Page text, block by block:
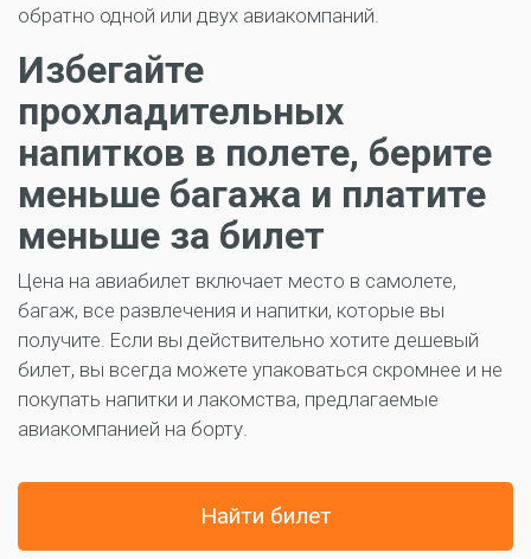
обратно одной или двух авиакомпаний.
Избегайте
прохладительных
напитков в полете, берите
меньше багажа и платите
меньше за билет
Цена на авиабилет включает место в самолете,
багаж, все развлечения и напитки, которые вы
получите. Если вы действительно хотите дешевый
билет, вы всегда можете упаковаться скромнее и не
покупать напитки и лакомства, предлагаемые
авиакомпанией на борту.
Найти билет